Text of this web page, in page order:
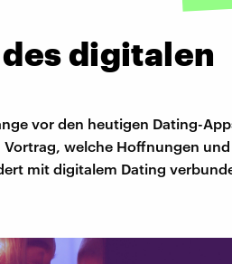
digitalen
vor den heutigen Dating-
welche Hoffnungen
mit digitalem Dating